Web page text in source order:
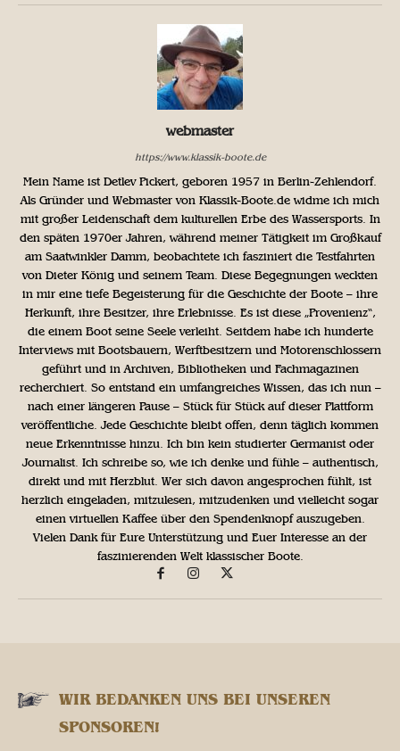
webmaster
https://www.klassik-boote.de
Mein Name ist Detlev Pickert, geboren 1957 in Berlin-Zehlendorf.
Als Gründer und Webmaster von Klassik-Boote.de widme ich mich
mit großer Leidenschaft dem kulturellen Erbe des Wassersports. In
den späten 1970er Jahren, während meiner Tätigkeit im Großkauf
am Saatwinkler Damm, beobachtete ich fasziniert die Testfahrten
von Dieter König und seinem Team. Diese Begegnungen weckten
in mir eine tiefe Begeisterung für die Geschichte der Boote – ihre
Herkunft, ihre Besitzer, ihre Erlebnisse. Es ist diese „Provenienz“,
die einem Boot seine Seele verleiht. Seitdem habe ich hunderte
Interviews mit Bootsbauern, Werftbesitzern und Motorenschlossern
geführt und in Archiven, Bibliotheken und Fachmagazinen
recherchiert. So entstand ein umfangreiches Wissen, das ich nun –
nach einer längeren Pause – Stück für Stück auf dieser Plattform
veröffentliche. Jede Geschichte bleibt offen, denn täglich kommen
neue Erkenntnisse hinzu. Ich bin kein studierter Germanist oder
Journalist. Ich schreibe so, wie ich denke und fühle – authentisch,
direkt und mit Herzblut. Wer sich davon angesprochen fühlt, ist
herzlich eingeladen, mitzulesen, mitzudenken und vielleicht sogar
einen virtuellen Kaffee über den Spendenknopf auszugeben.
Vielen Dank für Eure Unterstützung und Euer Interesse an der
faszinierenden Welt klassischer Boote.
WIR BEDANKEN UNS BEI UNSEREN
SPONSOREN!